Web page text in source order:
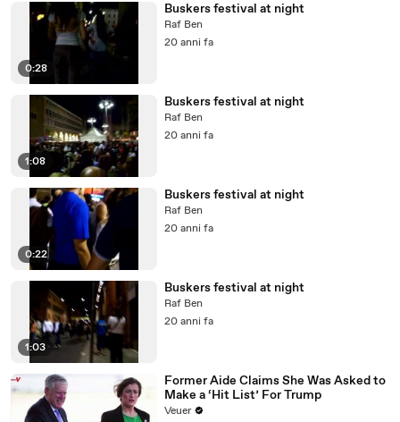
0:28
Buskers festival at night
Raf Ben
20 anni fa
1:08
Buskers festival at night
Raf Ben
20 anni fa
0:22
Buskers festival at night
Raf Ben
20 anni fa
1:03
Buskers festival at night
Raf Ben
20 anni fa
Former Aide Claims She Was Asked to
Make a ‘Hit List’ For Trump
Veuer